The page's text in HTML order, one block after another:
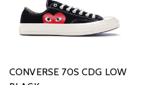
CONVERSE 70S CDG LOW